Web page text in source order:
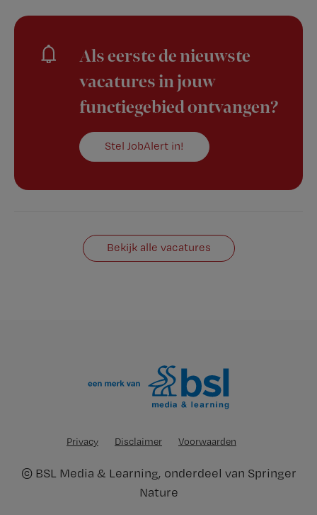
Als eerste de nieuwste
vacatures in jouw
functiegebied ontvangen?
Stel JobAlert in!
Bekijk alle vacatures
Privacy Disclaimer Voorwaarden
© BSL Media & Learning, onderdeel van Springer
Nature